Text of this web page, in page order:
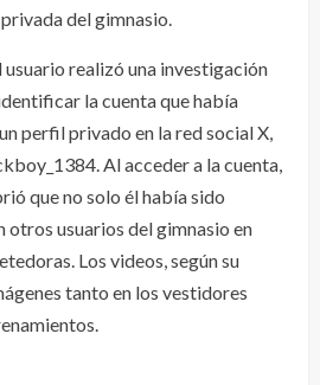
del gimnasio.
usuario realizó una investigación
la cuenta que había
perfil privado en la red social X,
Al acceder a la cuenta,
que no solo él había sido
otros usuarios del gimnasio en
Los videos, según su
tanto en los vestidores